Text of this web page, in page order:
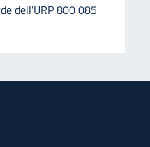
dell'URP 800 085